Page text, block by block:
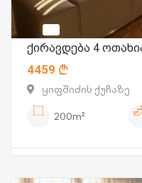
ქირავდება 4
4459
ყიფშიძის ქუჩაზე
200m²